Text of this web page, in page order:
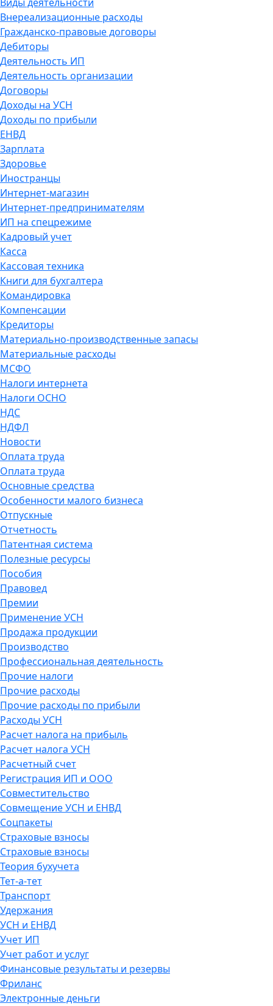
Виды деятельности
Внереализационные расходы
Гражданско-правовые договоры
Дебиторы
Деятельность ИП
Деятельность организации
Договоры
Доходы на УСН
Доходы по прибыли
ЕНВД
Зарплата
Здоровье
Иностранцы
Интернет-магазин
Интернет-предпринимателям
ИП на спецрежиме
Кадровый учет
Касса
Кассовая техника
Книги для бухгалтера
Командировка
Компенсации
Кредиторы
Материально-производственные запасы
Материальные расходы
МСФО
Налоги интернета
Налоги ОСНО
НДС
НДФЛ
Новости
Оплата труда
Оплата труда
Основные средства
Особенности малого бизнеса
Отпускные
Отчетность
Патентная система
Полезные ресурсы
Пособия
Правовед
Премии
Применение УСН
Продажа продукции
Производство
Профессиональная деятельность
Прочие налоги
Прочие расходы
Прочие расходы по прибыли
Расходы УСН
Расчет налога на прибыль
Расчет налога УСН
Расчетный счет
Регистрация ИП и ООО
Совместительство
Совмещение УСН и ЕНВД
Соцпакеты
Страховые взносы
Страховые взносы
Теория бухучета
Тет-а-тет
Транспорт
Удержания
УСН и ЕНВД
Учет ИП
Учет работ и услуг
Финансовые результаты и резервы
Фриланс
Электронные деньги